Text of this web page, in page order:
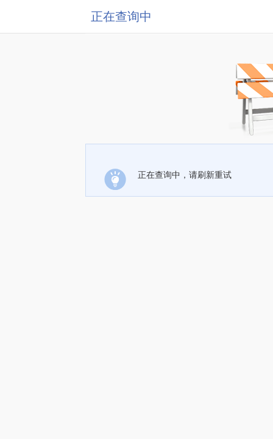
正在查询中
正在查询中，请刷新重试